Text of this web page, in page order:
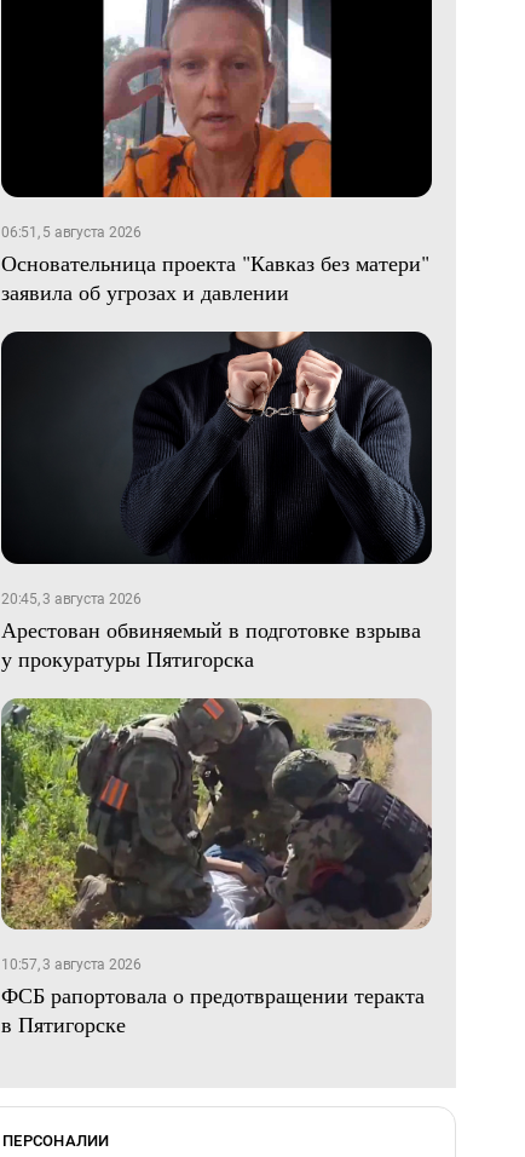
06:51, 5 августа 2026
Основательница проекта "Кавказ без матери"
заявила об угрозах и давлении
20:45, 3 августа 2026
Арестован обвиняемый в подготовке взрыва
у прокуратуры Пятигорска
10:57, 3 августа 2026
ФСБ рапортовала о предотвращении теракта
в Пятигорске
ПЕРСОНАЛИИ